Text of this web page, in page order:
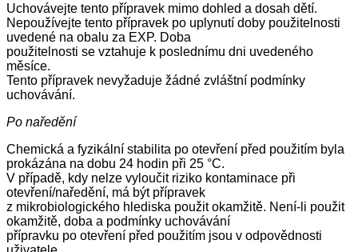
Uchovávejte tento přípravek mimo dohled a dosah dětí.
Nepoužívejte tento přípravek po uplynutí doby použitelnosti
uvedené na obalu za EXP. Doba
použitelnosti se vztahuje k poslednímu dni uvedeného
měsíce.
Tento přípravek nevyžaduje žádné zvláštní podmínky
uchovávání.
Po naředění
Chemická a fyzikální stabilita po otevření před použitím byla
prokázána na dobu 24 hodin při 25 °C.
V případě, kdy nelze vyloučit riziko kontaminace při
otevření/naředění, má být přípravek
z mikrobiologického hlediska použit okamžitě. Není-li použit
okamžitě, doba a podmínky uchovávání
přípravku po otevření před použitím jsou v odpovědnosti